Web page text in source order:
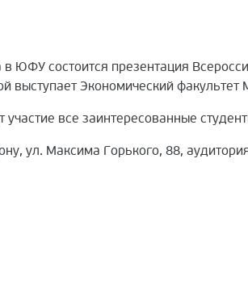
ЮФУ состоится презентация
выступает Экономический
участие все заинтересованные
ул. Максима Горького, 88,